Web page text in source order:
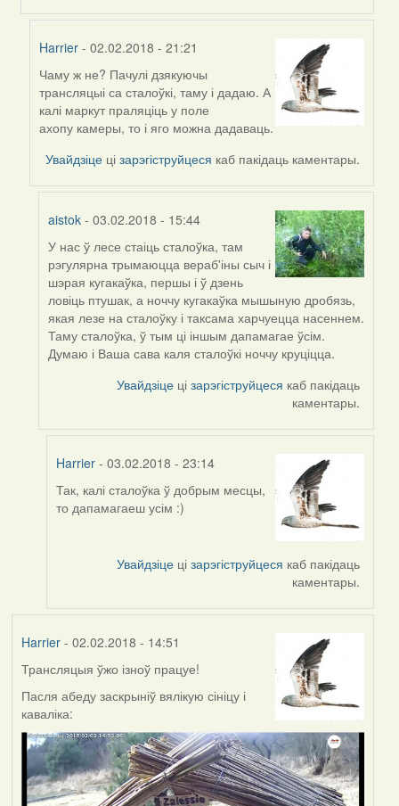
Harrier - 02.02.2018 - 21:21
In
reply
to
by
Peregrinus
Чаму ж не? Пачулі дзякуючы
трансляцыі са сталоўкі, таму і дадаю. А
калі маркут праляціць у поле
ахопу камеры, то і яго можна дадаваць.
Увайдзіце цізарэгіструйцеся каб пакідаць каментары.
aistok- 03.02.2018 - 15:44
In
reply
to
by
Harrier
У нас ў лесе стаіць сталоўка, там
рэгулярна трымаюцца вераб'іны сыч і
шэрая кугакаўка, першы і ў дзень
ловіць птушак, а ноччу кугакаўка мышыную дробязь,
якая лезе на сталоўку і таксама харчуецца насеннем.
Таму сталоўка, ў тым ці іншым дапамагае ўсім.
Думаю і Ваша сава каля сталоўкі ноччу круціцца.
Увайдзіце цізарэгіструйцеся каб пакідаць
каментары.
Harrier - 03.02.2018 - 23:14
In
reply
Так, калі сталоўка ў добрым месцы,
то дапамагаеш усім :)
Увайдзіце цізарэгіструйцеся каб пакідаць
каментары.
Harrier- 02.02.2018 - 14:51
Трансляцыя ўжо ізноў працуе!
Пасля абеду заскрыніў вялікую сініцу і
каваліка: